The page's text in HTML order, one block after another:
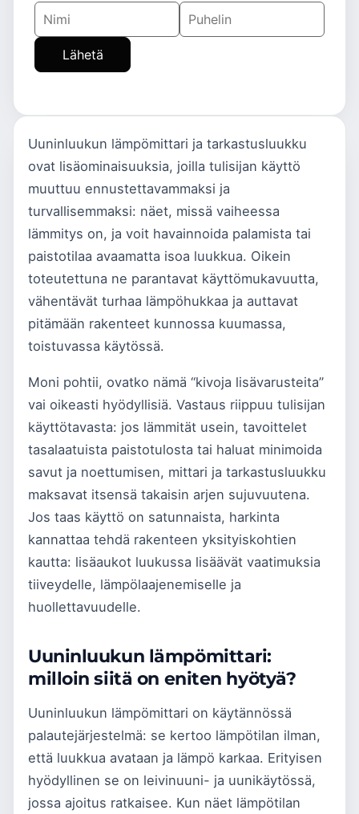
Lähetä
Uuninluukun lämpömittari ja tarkastusluukku
ovat lisäominaisuuksia, joilla tulisijan käyttö
muuttuu ennustettavammaksi ja
turvallisemmaksi: näet, missä vaiheessa
lämmitys on, ja voit havainnoida palamista tai
paistotilaa avaamatta isoa luukkua. Oikein
toteutettuna ne parantavat käyttömukavuutta,
vähentävät turhaa lämpöhukkaa ja auttavat
pitämään rakenteet kunnossa kuumassa,
toistuvassa käytössä.
Moni pohtii, ovatko nämä “kivoja lisävarusteita”
vai oikeasti hyödyllisiä. Vastaus riippuu tulisijan
käyttötavasta: jos lämmität usein, tavoittelet
tasalaatuista paistotulosta tai haluat minimoida
savut ja noettumisen, mittari ja tarkastusluukku
maksavat itsensä takaisin arjen sujuvuutena.
Jos taas käyttö on satunnaista, harkinta
kannattaa tehdä rakenteen yksityiskohtien
kautta: lisäaukot luukussa lisäävät vaatimuksia
tiiveydelle, lämpölaajenemiselle ja
huollettavuudelle.
Uuninluukun lämpömittari:
milloin siitä on eniten hyötyä?
Uuninluukun lämpömittari on käytännössä
palautejärjestelmä: se kertoo lämpötilan ilman,
että luukkua avataan ja lämpö karkaa. Erityisen
hyödyllinen se on leivinuuni- ja uunikäytössä,
jossa ajoitus ratkaisee. Kun näet lämpötilan